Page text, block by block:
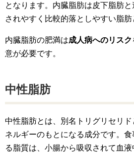
となります。内臓脂肪は皮下脂肪
されやすく比較的落としやすい脂肪
内臓脂肪の肥満は成人病へのリスク
意が必要です。
中性脂肪
中性脂肪とは、別名トリグリセリ
ネルギーのもとになる成分です。
る脂質は、小腸から吸収されて血